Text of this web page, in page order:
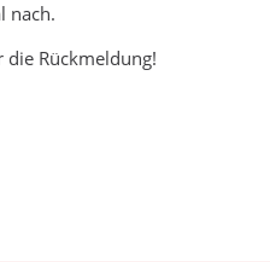
nach.
die Rückmeldung!